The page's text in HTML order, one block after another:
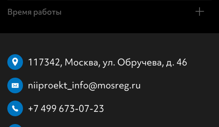
Время работы
117342, Москва, ул. Обручева, д. 46
niiproekt_info@mosreg.ru
+7 499 673-07-23